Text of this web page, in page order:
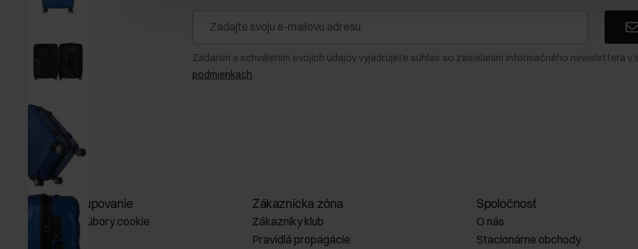
Zadaním a schválením svojich údajov vyjadrujete súhlas so zasielaním informačného newslettera v
podmienkach.
Online nakupovanie
Spravovať súbory cookie
O obchode
Zákaznícka zóna
Zákazníky klub
Pravidlá propagácie
Spoločnosť
O nás
Stacionárne obchody